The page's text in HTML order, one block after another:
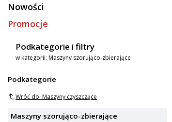
Nowości
Promocje
Podkategorie i filtry
w kategorii: Maszyny szorująco-zbierające
Podkategorie
Wróć do: Maszyny czyszczące
Maszyny szorująco-zbierające